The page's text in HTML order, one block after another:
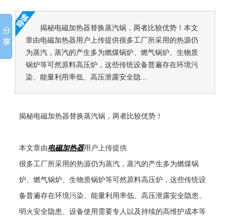
揭秘电磁加热器替换蒸汽锅，两者比较优势！本文
章由电磁加热器用户上传提供很多工厂所采用的热源仍
为蒸汽，蒸汽的产生多为燃煤锅炉、燃气锅炉、生物质
锅炉等可然原料高压炉，这些传统设备普遍存在环境污
染、能量利用率低、高压泄露安全隐...
揭秘电磁加热器替换蒸汽锅，两者比较优势！
本文章由电磁加热器用户上传提供
很多工厂所采用的热源仍为蒸汽，蒸汽的产生多为燃煤锅
炉、燃气锅炉、生物质锅炉等可然原料高压炉，这些传统设
备普遍存在环境污染、能量利用率低、高压泄露安全隐患、
明火安全隐患、设备使用需要专人以及持续的高维护成本等